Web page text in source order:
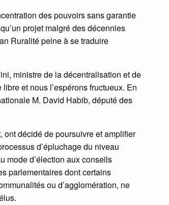
des pouvoirs sans garantie
projet malgré des décennies
Ruralité peine à se traduire
ministre de la décentralisation et de
et nous l’espérons fructueux. En
M. David Habib, député des
ont décidé de poursuivre et amplifier
d’épluchage du niveau
mode d’élection aux conseils
parlementaires dont certains
ou d’agglomération, ne